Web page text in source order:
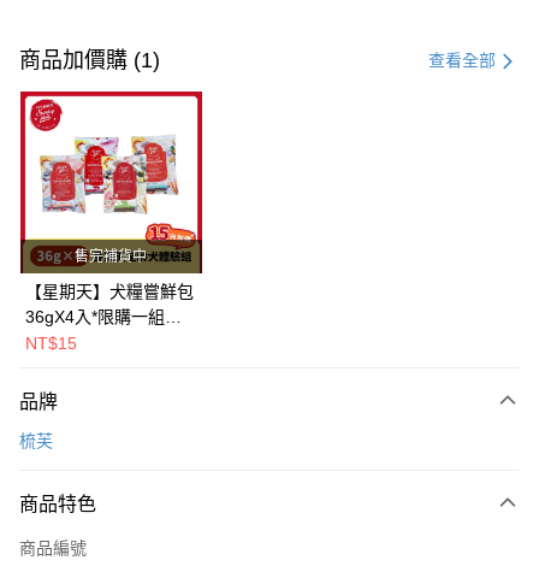
信用卡一次付款
超商取貨付款
LINE Pay
Apple Pay
街口支付
悠遊付
Google Pay
AFTEE先享後付
相關說明
AFTEE先享後付是「在收到商品之後才付款」的支付方式。 讓您購物簡單
便利好安心！
２．便利：只要手機號碼，簡訊認證，即可結帳。
運送方式
商品加價購 (1) 查看全部
售完補貨中
【星期天】犬糧嘗鮮包
36gX4入*限購一組｜
鱈+鮭+牛+羊（效期
NT$15
品牌
梳芙
商品特色
商品編號